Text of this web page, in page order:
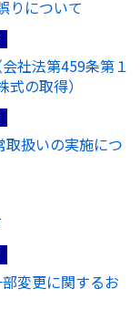
りについて
社法第459条第１
の取得）
扱いの実施につ
変更に関するお